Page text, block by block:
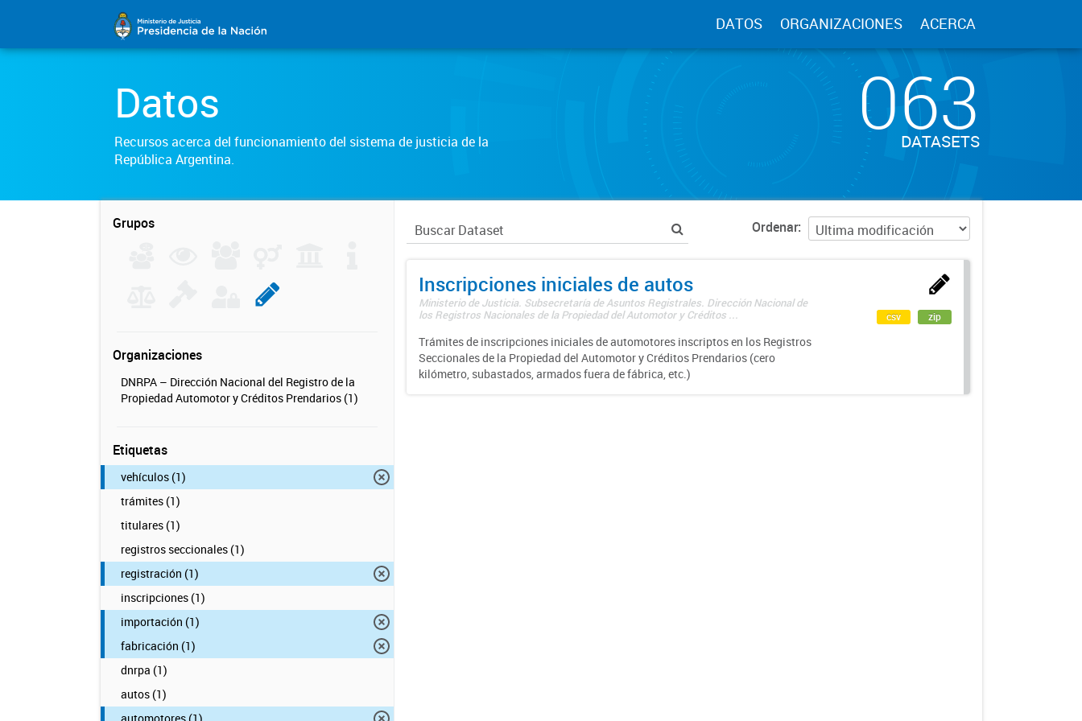
DATOS ORGANIZACIONES ACERCA
Datos
Recursos acerca del funcionamiento del sistema de justicia de la
República Argentina.
063
DATASETS
Grupos
Organizaciones
DNRPA – Dirección Nacional del Registro de la
Propiedad Automotor y Créditos Prendarios (1)
Etiquetas
vehículos (1)
trámites (1)
titulares (1)
registros seccionales (1)
registración (1)
inscripciones (1)
importación (1)
fabricación (1)
dnrpa (1)
autos (1)
Ordenar
Inscripciones iniciales de autos
Ministerio de Justicia. Subsecretaría de Asuntos Registrales. Dirección Nacional de
los Registros Nacionales de la Propiedad del Automotor y Créditos ...
Trámites de inscripciones iniciales de automotores inscriptos en los Registros
Seccionales de la Propiedad del Automotor y Créditos Prendarios (cero
kilómetro, subastados, armados fuera de fábrica, etc.)
csv zip